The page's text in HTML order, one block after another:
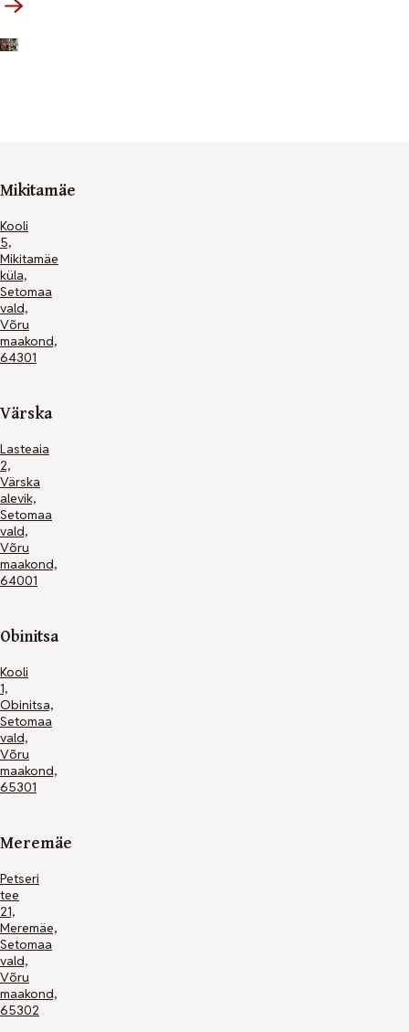
Mikitamäe
Kooli
5,
Mikitamäe
küla,
Setomaa
vald,
Võru
maakond,
64301
Värska
Lasteaia
2,
Värska
alevik,
Setomaa
vald,
Võru
maakond,
64001
Obinitsa
Kooli
1,
Obinitsa,
Setomaa
vald,
Võru
maakond,
65301
Meremäe
Petseri
tee
21,
Meremäe,
Setomaa
vald,
Võru
maakond,
65302
+372
Kodulehe
tegemine
-
Maksimum